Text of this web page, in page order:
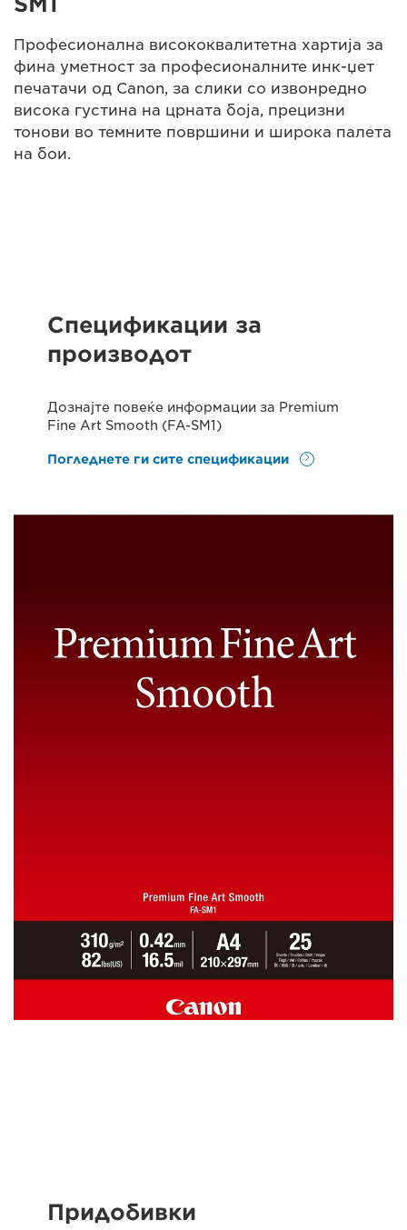
Професионална висококвалитетна хартија за
фина уметност за професионалните инк-џет
печатачи од Canon, за слики со извонредно
висока густина на црната боја, прецизни
тонови во темните површини и широка палета
на бои.
Спецификации за
производот
Дознајте повеќе информации за Premium
Fine Art Smooth (FA-SM1)
Погледнете ги сите спецификации
Придобивки